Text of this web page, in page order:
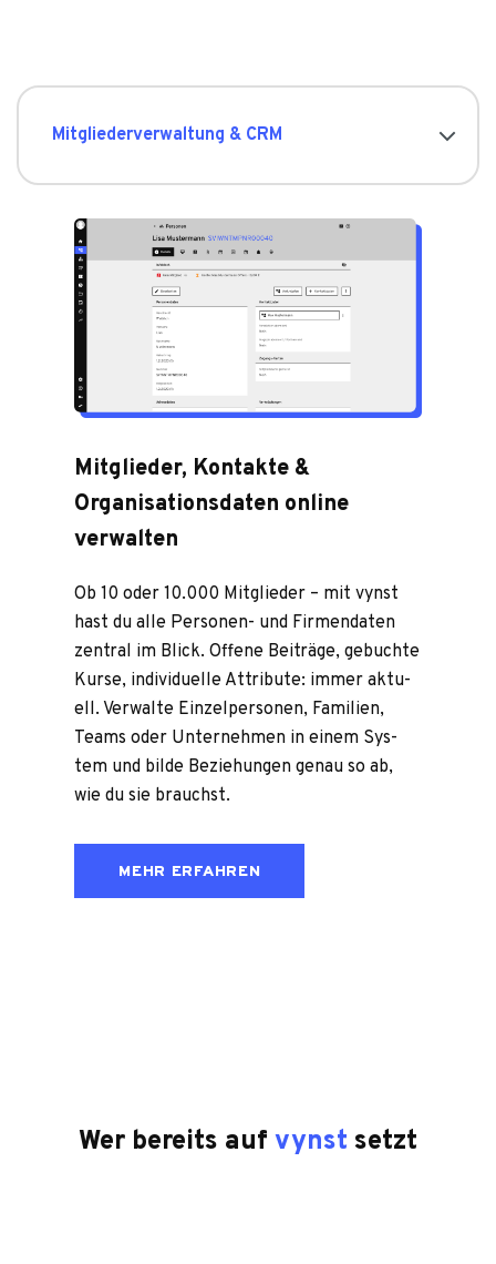
Mit­glie­der­ver­wal­tung & CRM
Mitglieder, Kontakte &
Organisationsdaten online
verwalten
Ob 10 oder 10.000 Mit­glie­der – mit vynst
hast du alle Per­so­nen- und Fir­men­da­ten
zen­tral im Blick. Offene Bei­träge, gebuchte
Kurse, indi­vi­du­elle Attri­bute: immer aktu­
ell. Ver­walte Ein­zel­per­so­nen, Fami­lien,
Teams oder Unter­neh­men in einem Sys­
tem und bilde Bezie­hun­gen genau so ab,
wie du sie brauchst.
MEHR ERFAHREN
Wer bereits auf vynst setzt